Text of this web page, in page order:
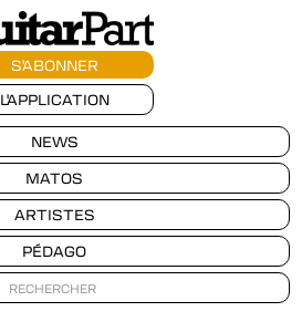
S'ABONNER
L'APPLICATION
NEWS
MATOS
ARTISTES
PÉDAGO